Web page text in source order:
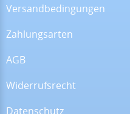
Versandbedingungen
Zahlungsarten
AGB
Widerrufsrecht
Datenschutz